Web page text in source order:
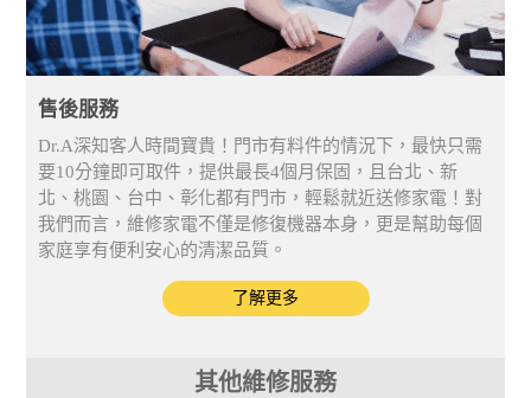
售後服務
Dr.A深知客人時間寶貴！門市有料件的情況下，最快只需
要10分鐘即可取件，提供最長4個月保固，且台北、新
北、桃園、台中、彰化都有門市，輕鬆就近送修家電！對
我們而言，維修家電不僅是修復機器本身，更是幫助每個
家庭享有便利安心的清潔品質。
了解更多
其他維修服務